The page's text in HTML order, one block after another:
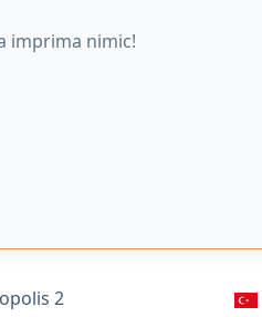
imprima nimic!
2